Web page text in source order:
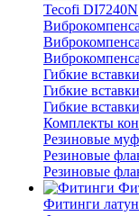
Tecofi DI7240N
Гибкие
Гибкие
Гибкие
Комплекты
Резиновые
Резиновые
Резиновые
Фитинги